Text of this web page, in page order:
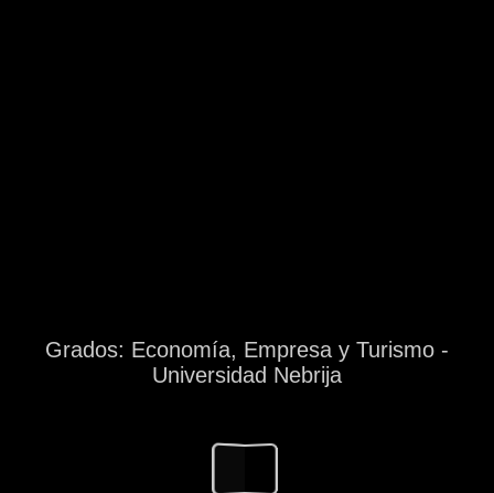
Grados: Economía, Empresa y Turismo -
Universidad Nebrija